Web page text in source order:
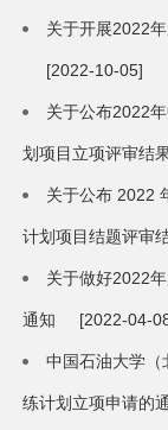
关于开展2022
[2022-10-05]
关于公布2022
划项目立项评审结
关于公布 2022
计划项目结题评审
关于做好2022
通知 [2022-04-
中国石油大学（
练计划立项申请的